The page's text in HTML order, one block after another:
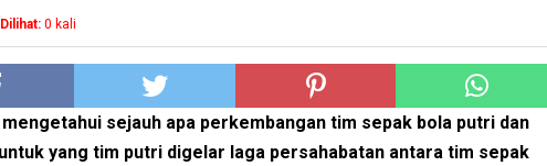
Dilihat: 0 kali
sejauh apa perkembangan tim sepak bola putri dan
yang tim putri digelar laga persahabatan antara tim sepak